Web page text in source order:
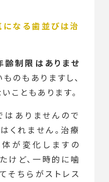
になる歯並びは治
齢制限はありませ
のもありますし、
こともあります。
はありませんので
くれません。治療
体が変化しますの
けど、一時的に噛
そちらがストレス